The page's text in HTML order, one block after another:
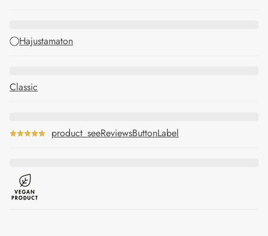
Hajustamaton
Classic
product_seeReviewsButtonLabel